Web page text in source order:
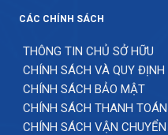
CÁC CHÍNH SÁCH
THÔNG TIN CHỦ SỞ HỮU
CHÍNH SÁCH VÀ QUY ĐỊNH
CHÍNH SÁCH BẢO MẬT
CHÍNH SÁCH THANH TOÁN
CHÍNH SÁCH VẬN CHUYỂN